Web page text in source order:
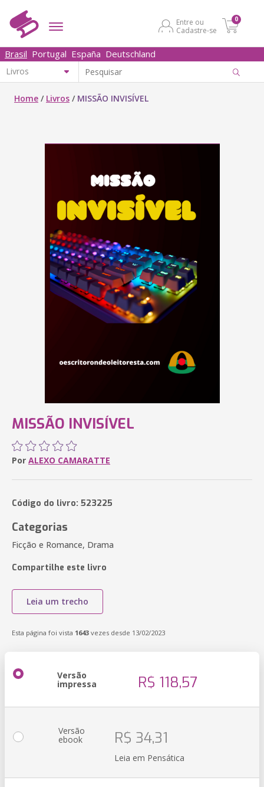
Entre ou
Cadastre-se
0
Brasil Portugal España Deutschland
Home / Livros / MISSÃO INVISÍVEL
MISSÃO INVISÍVEL
Por ALEXO CAMARATTE
Código do livro: 523225
Categorias
Ficção e Romance, Drama
Compartilhe este livro
Leia um trecho
Esta página foi vista 1643 vezes desde 13/02/2023
Versão
impressa R$ 118,57
Versão
ebook R$ 34,31
Leia em Pensática